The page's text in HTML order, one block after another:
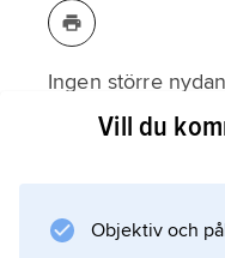
Ingen större
sista årtusendet
Ankhsheshonks
Vill du
Objektiv och